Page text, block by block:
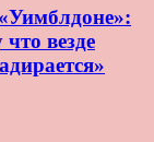
везде